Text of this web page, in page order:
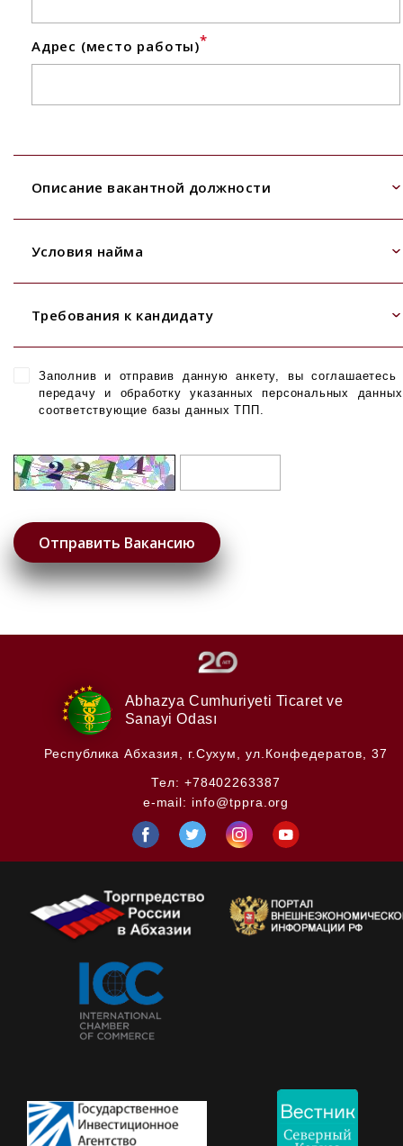
Адрес (место работы)*
Описание вакантной должности
Условия найма
Требования к кандидату
Заполнив и отправив данную анкету, вы соглашаетесь
передачу и обработку указанных персональных
соответствующие базы данных ТПП.
Abhazya Cumhuriyeti Ticaret ve
Sanayi Odası
Республика Абхазия,
г.Сухум, ул.Конфедератов, 37
Тел: +78402263387
e-mail: info@tppra.org